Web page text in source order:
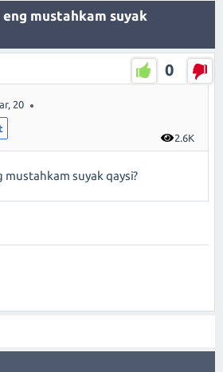
mustahkam suyak
0
2.6K
20
suyak qaysi?